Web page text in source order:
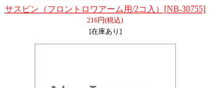
サスピン（フロントロワアーム用/2コ入） [NB-30755]
216円(税込)
[在庫あり]